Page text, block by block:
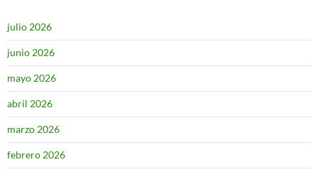
julio 2026
junio 2026
mayo 2026
abril 2026
marzo 2026
febrero 2026